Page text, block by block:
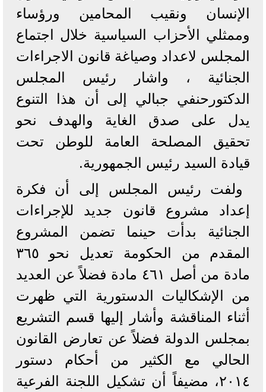
الإنسان ونقيب المحامين ورؤساء
وممثلي الأحزاب السياسية خلال اجتماع
المجلس لاعداد وصياغة قانون الاجراءات
الجنائية ، واشار رئيس المجلس
الدكتورحنفي جبالي إلى أن هذا التنوع
يدل على صدق الغاية والهدف نحو
تحقيق المصلحة العامة للوطن تحت
قيادة السيد رئيس الجمهورية.
ولفت رئيس المجلس إلى أن فكرة
إعداد مشروع قانون جديد للإجراءات
الجنائية بدأت حينما تضمن المشروع
المقدم من الحكومة تعديل نحو ٣٦٥
مادة من أصل ٤٦١ مادة فضلاً عن العديد
من الإشكاليات الدستورية التي ظهرت
أثناء المناقشة وأشار إليها قسم التشريع
بمجلس الدولة فضلاً عن تعارض القانون
الحالي مع الكثير من أحكام دستور
٢٠١٤، مضيفاً أن تشكيل اللجنة الفرعية